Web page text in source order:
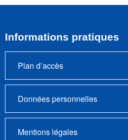
Informations pratiques
Plan d’accès
Données personnelles
Mentions légales